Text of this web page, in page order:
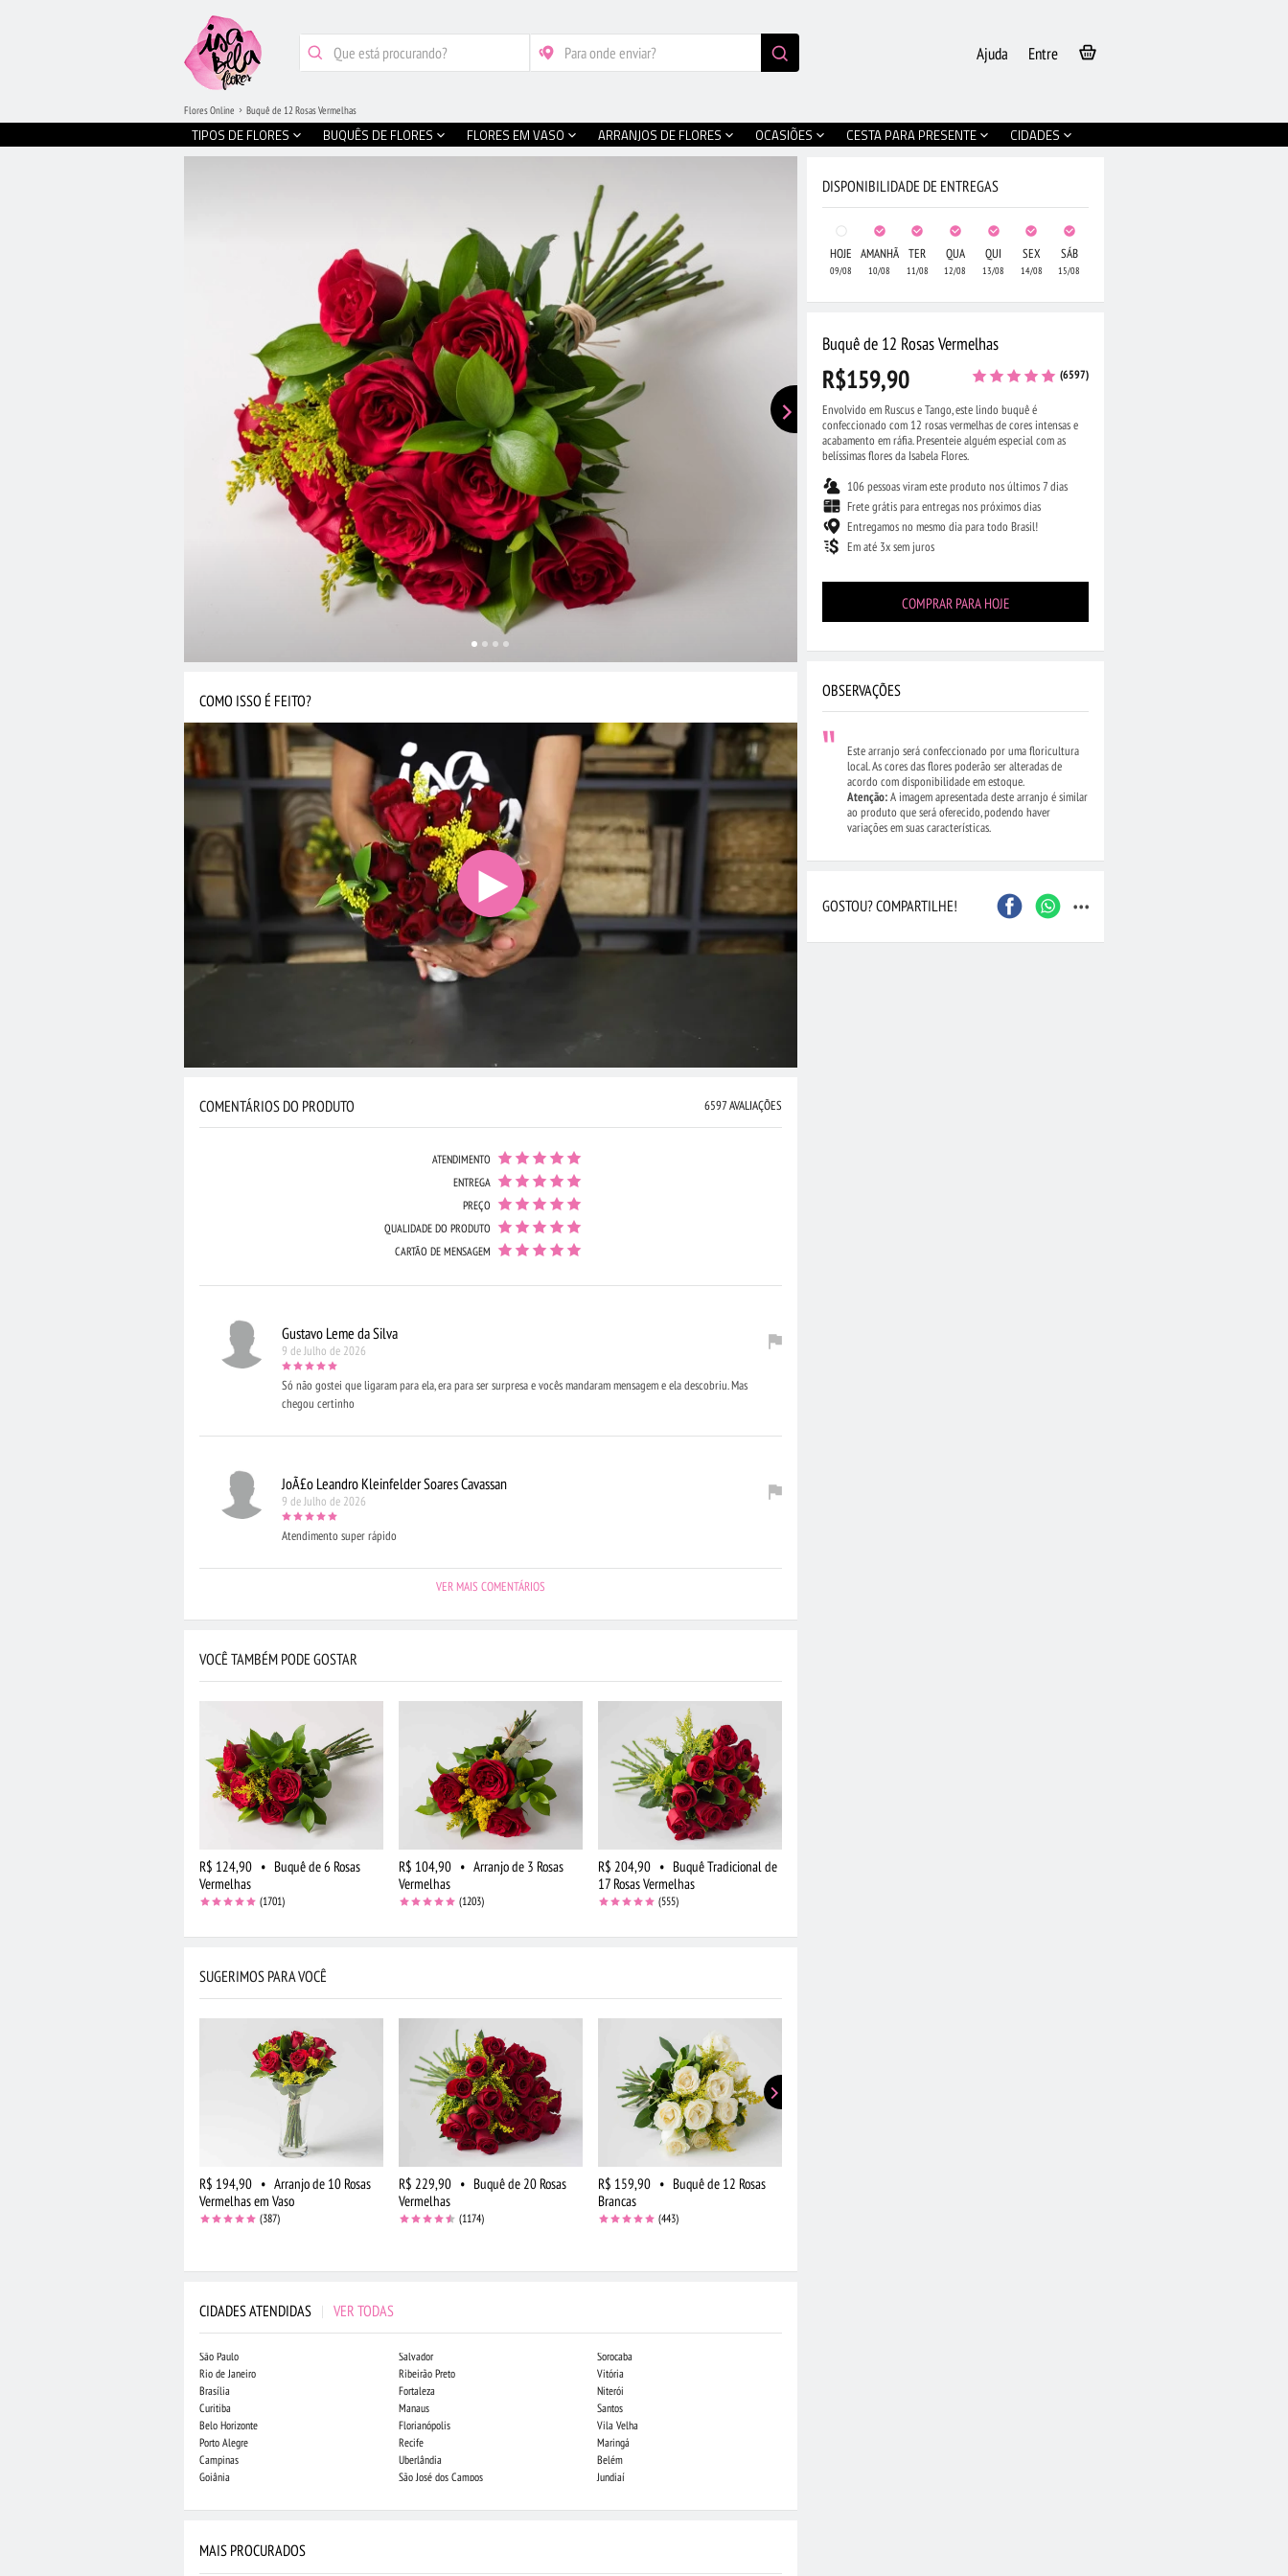
Entre
Ajuda
TIPOS DE FLORES BUQUÊS DE FLORES FLORES EM VASO ARRANJOS DE FLORES OCASIÕES CESTA PARA PRESENTE CIDADES
Flores Online Buquê de 12 Rosas Vermelhas
COMO ISSO É FEITO?
COMENTÁRIOS DO PRODUTO 6597 AVALIAÇÕES
ATENDIMENTO
ENTREGA
PREÇO
QUALIDADE DO PRODUTO
CARTÃO DE MENSAGEM
Gustavo Leme da Silva
9 de Julho de 2026
Só não gostei que ligaram para ela, era para ser surpresa e vocês mandaram mensagem e ela descobriu. Mas
chegou certinho
JoÃ£o Leandro Kleinfelder Soares Cavassan
9 de Julho de 2026
Atendimento super rápido
VER MAIS COMENTÁRIOS
VOCÊ TAMBÉM PODE GOSTAR
R$ 124,90 • Buquê de 6 Rosas
Vermelhas
(1701)
R$ 104,90 • Arranjo de 3 Rosas
Vermelhas
(1203)
R$ 204,90 • Buquê Tradicional de
17 Rosas Vermelhas
(555)
SUGERIMOS PARA VOCÊ
R$ 194,90 • Arranjo de 10 Rosas
Vermelhas em Vaso
(387)
R$ 229,90 • Buquê de 20 Rosas
Vermelhas
(1174)
R$ 159,90 • Buquê de 12 Rosas
Brancas
(443)
CIDADES ATENDIDAS | VER TODAS
São Paulo
Rio de Janeiro
Brasília
Curitiba
Belo Horizonte
Porto Alegre
Campinas
Goiânia
Salvador
Ribeirão Preto
Fortaleza
Manaus
Florianópolis
Recife
Uberlândia
São José dos Campos
Sorocaba
Vitória
Niterói
Santos
Vila Velha
Maringá
Belém
Jundiaí
MAIS PROCURADOS
DISPONIBILIDADE DE ENTREGAS
HOJE
09/08
AMANHÃ
10/08
TER
11/08
QUA
12/08
QUI
13/08
SEX
14/08
SÁB
15/08
Buquê de 12 Rosas Vermelhas
R$159,90 (6597)
Envolvido em Ruscus e Tango, este lindo buquê é
confeccionado com 12 rosas vermelhas de cores intensas e
acabamento em ráfia. Presenteie alguém especial com as
belíssimas flores da Isabela Flores.
106 pessoas viram este produto nos últimos 7 dias
Frete grátis para entregas nos próximos dias
Entregamos no mesmo dia para todo Brasil!
Em até 3x sem juros
COMPRAR PARA HOJE
OBSERVAÇÕES
Este arranjo será confeccionado por uma floricultura
local. As cores das flores poderão ser alteradas de
acordo com disponibilidade em estoque.
Atenção:A imagem apresentada deste arranjo é similar
ao produto que será oferecido, podendo haver
variações em suas características.
GOSTOU? COMPARTILHE! ...